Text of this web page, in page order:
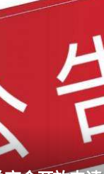
日杭州潮汕